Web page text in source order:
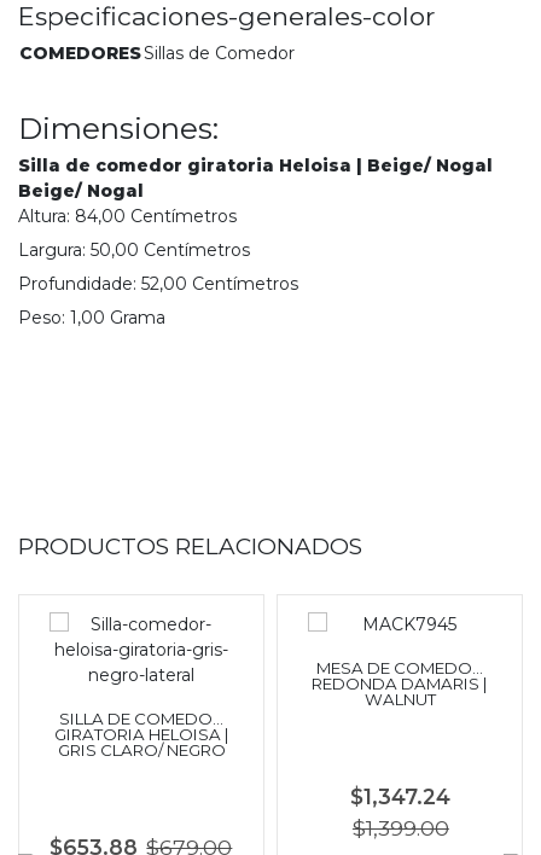
Especificaciones-generales-color
COMEDORESSillas de Comedor
Dimensiones:
Silla de comedor giratoria Heloisa | Beige/ Nogal
Beige/ Nogal
Altura: 84,00 Centímetros
Largura: 50,00 Centímetros
Profundidade: 52,00 Centímetros
Peso: 1,00 Grama
PRODUCTOS RELACIONADOS
SILLA DE COMEDOR
GIRATORIA HELOISA |
GRIS CLARO/ NEGRO
$653.88 $679.00
MESA DE COMEDOR
REDONDA DAMARIS |
WALNUT
$1,347.24
$1,399.00